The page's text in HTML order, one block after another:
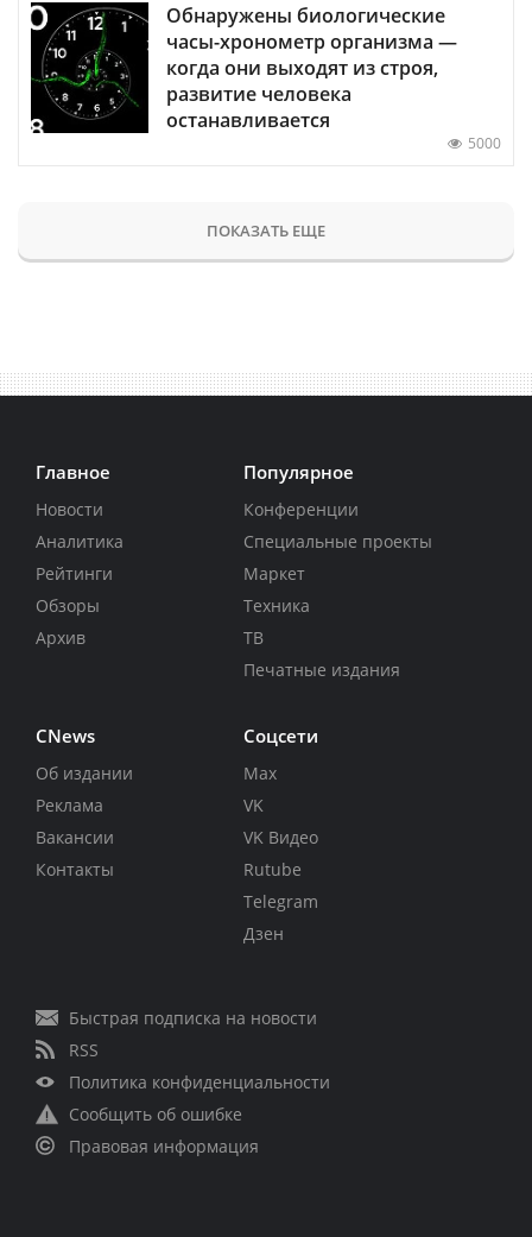
Обнаружены биологические
часы-хронометр организма —
когда они выходят из строя,
развитие человека
останавливается
5000
ПОКАЗАТЬ ЕЩЕ
Главное
Новости
Аналитика
Рейтинги
Обзоры
Архив
Популярное
Конференции
Специальные проекты
Маркет
Техника
ТВ
Печатные издания
CNews
Об издании
Реклама
Вакансии
Контакты
Соцсети
Max
VK
VK Видео
Rutube
Telegram
Дзен
Быстрая подписка на новости
RSS
Политика конфиденциальности
Сообщить об ошибке
Правовая информация